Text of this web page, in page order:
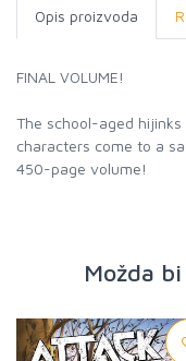
Opis proizvoda
FINAL VOLUME!
The school-aged
characters come to a
450-page volume!
Možda